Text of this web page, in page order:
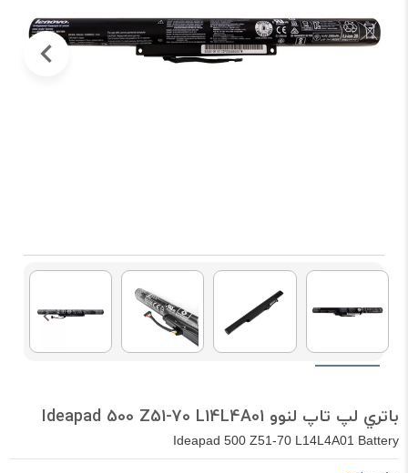
باتري لپ تاپ لنوو Ideapad 500 Z51-70 L14L4A01
Ideapad 500 Z51-70 L14L4A01 Battery